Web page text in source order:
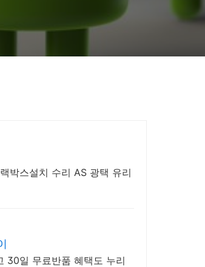
박스설치 수리 AS 광택 유리
30일 무료반품 혜택도 누리